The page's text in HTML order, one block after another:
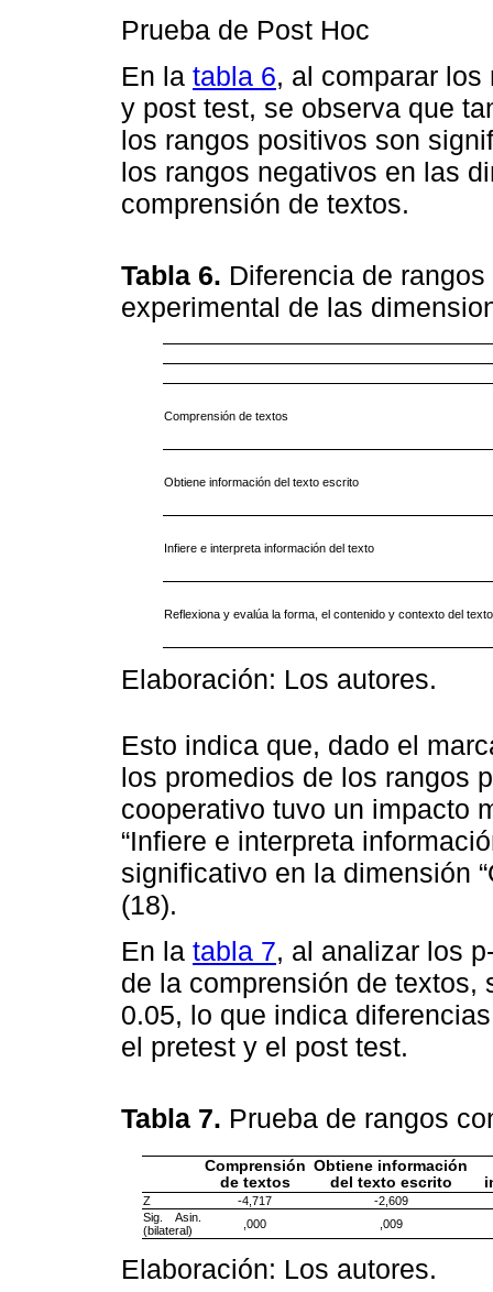
Prueba de Post Hoc
En la tabla 6, al comparar
y post test, se observa que
los rangos positivos son
los rangos negativos en las
comprensión de textos.
Tabla 6. Diferencia de
experimental de las
Comprensión de textos
Obtiene información del texto escrito
Infiere e interpreta información del texto
Reflexiona y evalúa la forma, el contenido y contexto del texto
Elaboración: Los autores.
Esto indica que, dado el
los promedios de los rangos
cooperativo tuvo un impacto
“Infiere e interpreta
significativo en la dimensión
(18).
En la tabla 7, al analizar los
de la comprensión de textos,
0.05, lo que indica
el pretest y el post test.
Tabla 7. Prueba de rangos
Comprensión
de textos
Obtiene información
del texto escrito
Z -4,717
-2,609
Sig. Asin.
(bilateral)
,000 ,009
Elaboración: Los autores.